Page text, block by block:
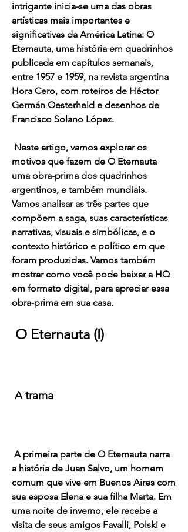
intrigante inicia-se uma das obras
artísticas mais importantes e
significativas da América Latina: O
Eternauta, uma história em quadrinhos
publicada em capítulos semanais,
entre 1957 e 1959, na revista argentina
Hora Cero, com roteiros de Héctor
Germán Oesterheld e desenhos de
Francisco Solano López.
motivos que fazem de O Eternauta
uma obra-prima dos quadrinhos
argentinos, e também mundiais.
Vamos analisar as três partes que
compõem a saga, suas características
narrativas, visuais e simbólicas, e o
contexto histórico e político em que
foram produzidas. Vamos também
mostrar como você pode baixar a HQ
em formato digital, para apreciar essa
obra-prima em sua casa.
O Eternauta (I)
A trama
a história de Juan Salvo, um homem
comum que vive em Buenos Aires com
sua esposa Elena e sua filha Marta. Em
uma noite de inverno, ele recebe a
visita de seus amigos Favalli, Polski e